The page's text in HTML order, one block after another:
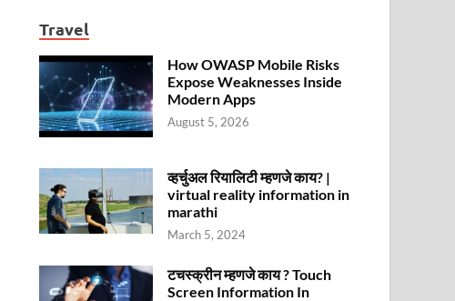
Travel
How OWASP Mobile Risks
Expose Weaknesses Inside
Modern Apps
August 5, 2026
व्हर्चुअल रियालिटी म्हणजे काय? |
virtual reality information in
marathi
March 5, 2024
टचस्क्रीन म्हणजे काय ? Touch
Screen Information In